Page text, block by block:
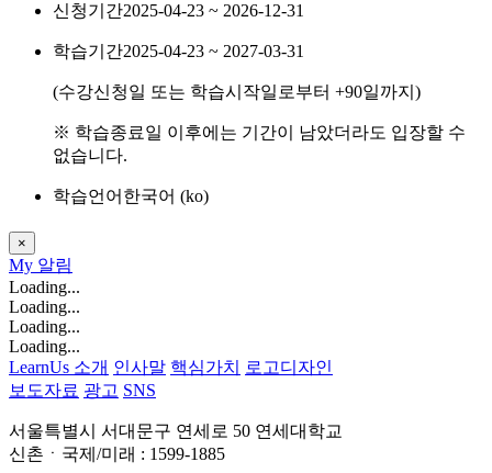
신청기간2025-04-23 ~ 2026-12-31
학습기간2025-04-23 ~ 2027-03-31
(수강신청일 또는 학습시작일로부터 +90일까지)
※ 학습종료일 이후에는 기간이 남았더라도 입장할 수
없습니다.
학습언어 한국어 ‎(ko)‎
×
My 알림
Loading...
Loading...
Loading...
Loading...
LearnUs 소개 인사말 핵심가치
로고디자인
보도자료 광고 SNS
서울특별시 서대문구 연세로 50 연세대학교
신촌ㆍ국제/미래 : 1599-1885